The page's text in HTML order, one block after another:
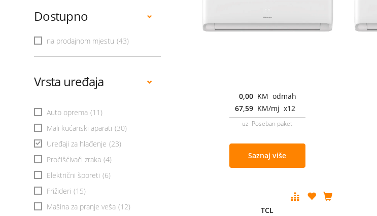
Dostupno
na prodajnom mjestu (43)
Vrsta uređaja
Auto oprema (11)
Mali kućanski aparati (30)
Uređaji za hlađenje (23)
Pročišćivači zraka (4)
Električni šporeti (6)
Frižideri (15)
Mašina za pranje veša (12)
0,00 KM odmah
67,59 KM/mj x12
uz Poseban paket
Saznaj više
TCL